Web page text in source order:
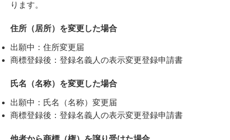
ります。
住所（居所）を変更した場合
出願中：住所変更届
商標登録後：登録名義人の表示変更登録申請書
氏名（名称）を変更した場合
出願中：氏名（名称）変更届
商標登録後：登録名義人の表示変更登録申請書